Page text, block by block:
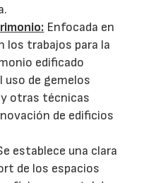
Enfocada en
los trabajos para la
edificado
de gemelos
otras técnicas
de edificios
establece una clara
de los espacios